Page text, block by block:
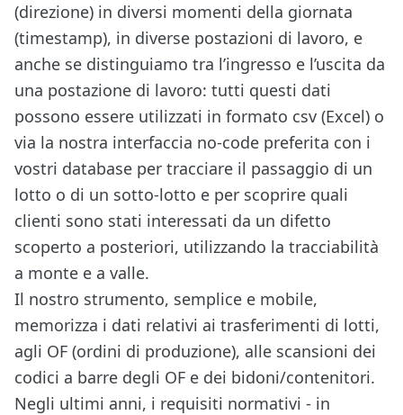
(direzione) in diversi momenti della giornata
(timestamp), in diverse postazioni di lavoro, e
anche se distinguiamo tra l’ingresso e l’uscita da
una postazione di lavoro: tutti questi dati
possono essere utilizzati in formato csv (Excel) o
via la nostra interfaccia no-code preferita con i
vostri database per tracciare il passaggio di un
lotto o di un sotto-lotto e per scoprire quali
clienti sono stati interessati da un difetto
scoperto a posteriori, utilizzando la tracciabilità
a monte e a valle.
Il nostro strumento, semplice e mobile,
memorizza i dati relativi ai trasferimenti di lotti,
agli OF (ordini di produzione), alle scansioni dei
codici a barre degli OF e dei bidoni/contenitori.
Negli ultimi anni, i requisiti normativi - in